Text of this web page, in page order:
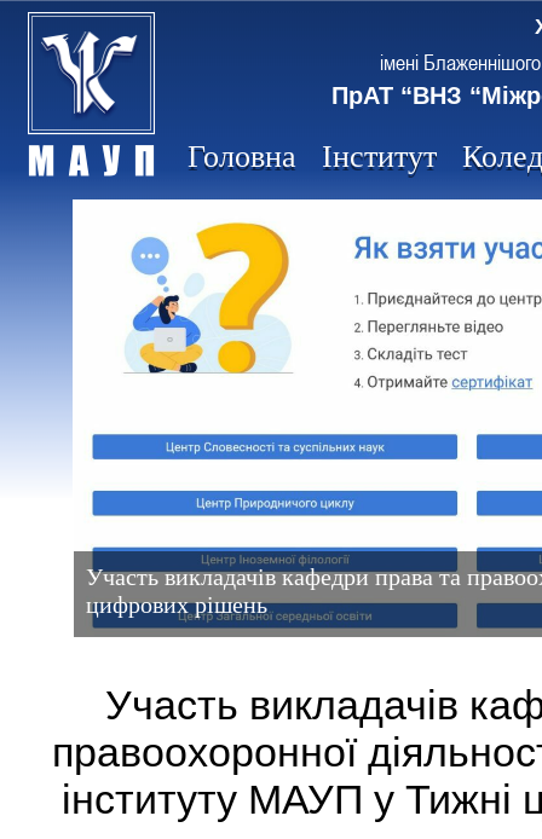
імені
ПрАТ “ВНЗ
Головна Інститут
Участь викладачів кафедри права та
цифрових рішень
Участь викладачів
правоохоронної
інституту МАУП у Тижні